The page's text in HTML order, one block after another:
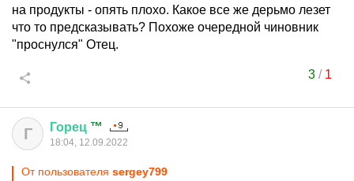
на продукты - опять плохо. Какое все же дерьмо лезет
что то предсказывать? Похоже очередной чиновник
"проснулся" Отец.
3/ 1
Г Горец ™
18:04, 12.09.2022
От пользователя sergey799